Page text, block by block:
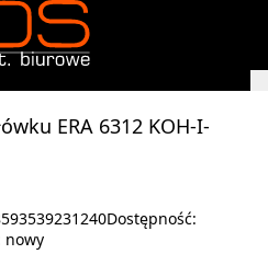
ERA 6312 KOH-I-
Dostępność:
nowy